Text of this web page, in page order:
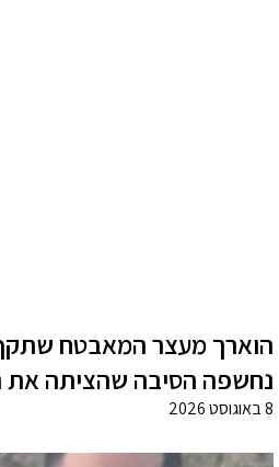
הוארך מעצר המאבטח
נחשפה הסיבה שהציתה את
8 באוגוסט 2026